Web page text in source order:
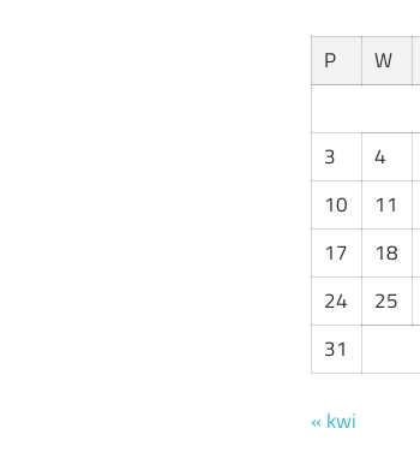
P
W
3
4
10
11
17
18
24
25
31
« kwi